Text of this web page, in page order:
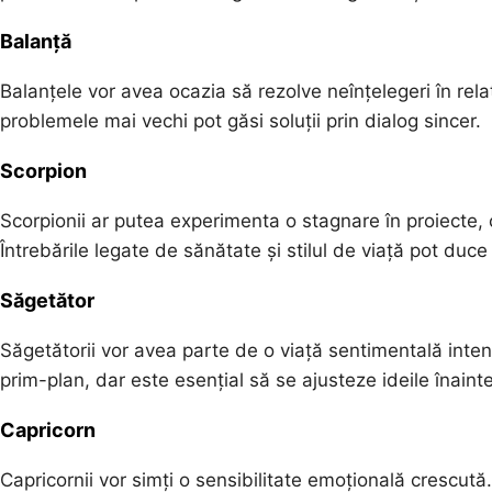
Balanță
Balanțele vor avea ocazia să rezolve neînțelegeri în
problemele mai vechi pot găsi soluții prin dialog sincer.
Scorpion
Scorpionii ar putea experimenta o stagnare în
Întrebările legate de sănătate și stilul de viață pot
Săgetător
Săgetătorii vor avea parte de o viață sentimentală
prim-plan, dar este esențial să se ajusteze ideile
Capricorn
Capricornii vor simți o sensibilitate emoțională